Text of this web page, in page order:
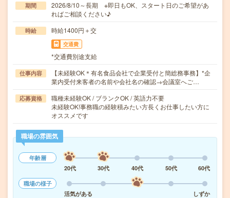
期間
2026/8/10～長期 ※即日もOK、スタート日のご希望があ
ればご相談ください♪
時給 時給1400円＋交
交通費
*交通費別途支給
仕事内容
【未経験OK＊有名食品会社で企業受付と簡総務事務】*企
業内受付来客者の名前や会社名の確認→会議室へご…
応募資格
職種未経験OK / ブランクOK / 英語力不要
未経験OK!事務職の経験積みたい方長くお仕事したい方に
オススメです
職場の雰囲気
年齢層
20代
30代 40代 50代
60代
職場の様子
活気がある
しずか